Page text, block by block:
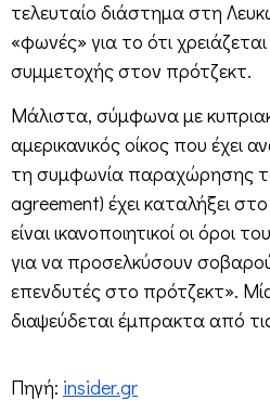
τελευταίο διάστημα στη
«φωνές» για το ότι
συμμετοχής στον πρότζεκτ.
Μάλιστα, σύμφωνα με
αμερικανικός οίκος που έχει
τη συμφωνία παραχώρησης
agreement) έχει καταλήξει
είναι ικανοποιητικοί οι όροι
για να προσελκύσουν
επενδυτές στο πρότζεκτ».
διαψεύδεται έμπρακτα από τις
Πηγή: insider.gr